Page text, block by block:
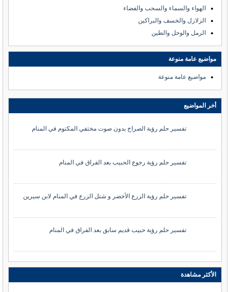
الهواء والسماء والسحب والفضاء
الزلازل والخسف والبراكين
الرمل والوحل والطين
مواضيع عامة منوعة
مواضيع عامة منوعة
أخر المواضيع
تفسير حلم رؤية الصراخ بدون صوت مختفي المكتوم في المنام
تفسير حلم رؤية رجوع الحبيب بعد الفراق في المنام
تفسير حلم رؤية الزرع الأخضر و شتل الزرع في المنام لابن سيرين
تفسير حلم رؤية حبيب قديم سابق بعد الفراق في المنام
الأكثر مشاهدة